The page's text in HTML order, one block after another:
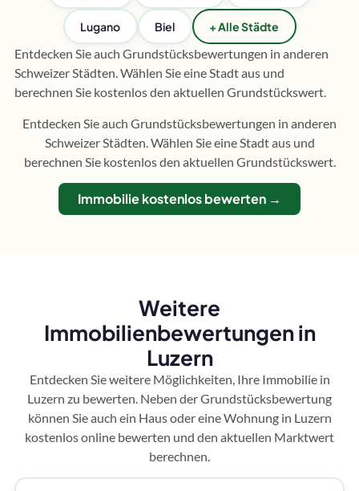
Lugano Biel + Alle Städte
Entdecken Sie auch Grundstücksbewertungen in anderen
Schweizer Städten. Wählen Sie eine Stadt aus und
berechnen Sie kostenlos den aktuellen Grundstückswert.
Entdecken Sie auch Grundstücksbewertungen in anderen
Schweizer Städten. Wählen Sie eine Stadt aus und
berechnen Sie kostenlos den aktuellen Grundstückswert.
Immobilie kostenlos bewerten →
Weitere
Immobilienbewertungen in
Luzern
Entdecken Sie weitere Möglichkeiten, Ihre Immobilie in
Luzern zu bewerten. Neben der Grundstücksbewertung
können Sie auch ein Haus oder eine Wohnung in Luzern
kostenlos online bewerten und den aktuellen Marktwert
berechnen.